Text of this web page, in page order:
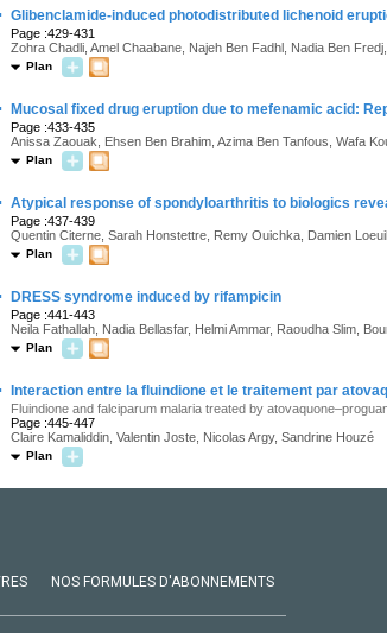
Glibenclamide-induced photodistributed lichenoid
Page :429-431
Zohra Chadli, Amel Chaabane, Najeh Ben Fadhl, Nadia Ben
Plan
Mucosal fixed drug eruption due to mefenamic acid:
Page :433-435
Anissa Zaouak, Ehsen Ben Brahim, Azima Ben Tanfous, Wafa
Plan
Atypical response of spondyloarthritis to biologics
Page :437-439
Quentin Citerne, Sarah Honstettre, Remy Ouichka, Damien
Plan
DRESS syndrome induced by rifampicin
Page :441-443
Neila Fathallah, Nadia Bellasfar, Helmi Ammar, Raoudha Slim,
Plan
Interaction entre la fluindione et le traitement par
Fluindione and falciparum malaria treated by
Page :445-447
Claire Kamaliddin, Valentin Joste, Nicolas Argy, Sandrine Houzé
Plan
NOS FORMULES D'ABONNEMENTS